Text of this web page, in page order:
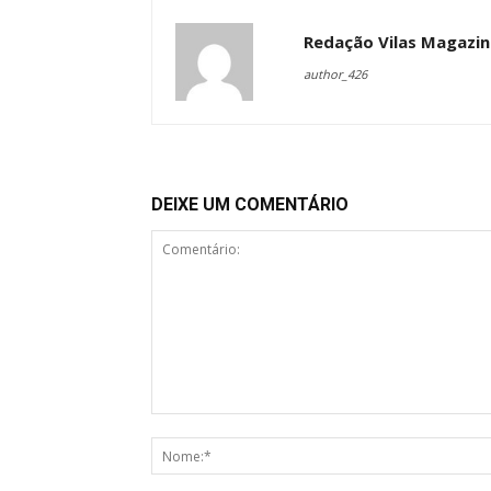
Redação Vilas
author_426
DEIXE UM COMENTÁRIO